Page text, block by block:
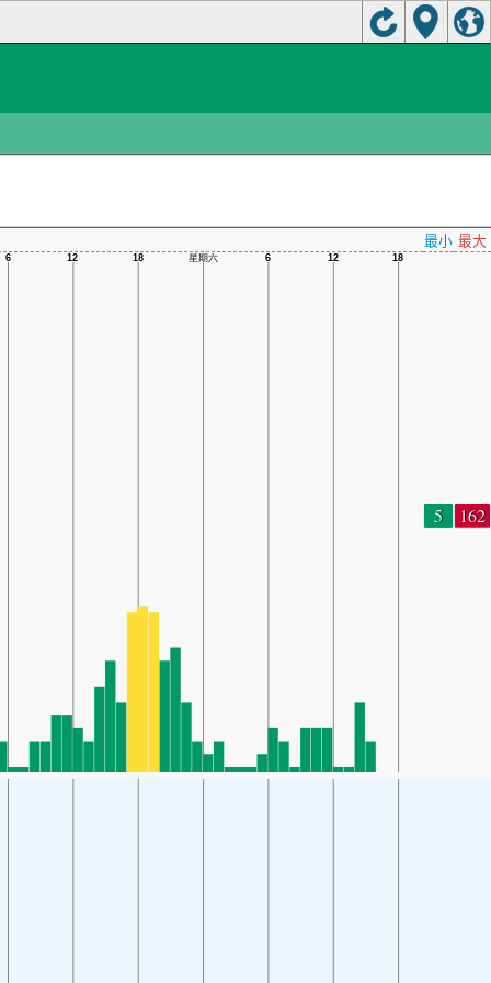
最小 最大
5 162